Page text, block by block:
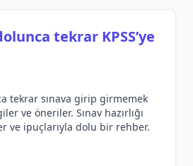
tekrar KPSS’ye
tekrar sınava girip girmemek
ve öneriler. Sınav hazırlığı
ve ipuçlarıyla dolu bir rehber.